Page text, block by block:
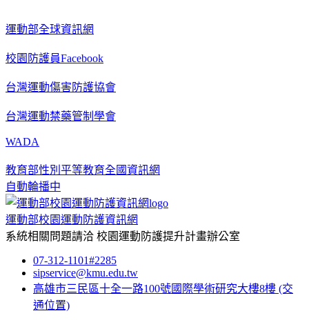
運動部全球資訊網
校園防護員Facebook
台灣運動傷害防護協會
台灣運動禁藥管制學會
WADA
教育部性別平等教育全國資訊網
自動輪播中
運動部校園運動防護資訊網
系統相關問題請洽 校園運動防護提升計畫辦公室
07-312-1101#2285
sipservice@kmu.edu.tw
高雄市三民區十全一路100號國際學術研究大樓8樓 (交
通位置)